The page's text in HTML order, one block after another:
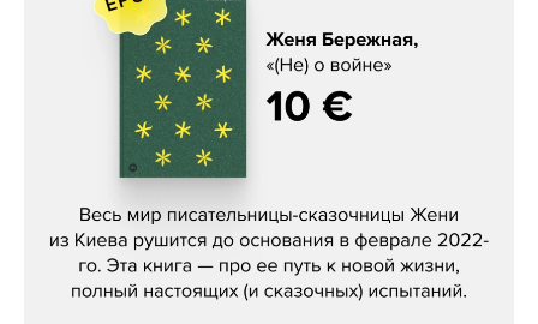
Женя Бережная, «(Не) о войне»